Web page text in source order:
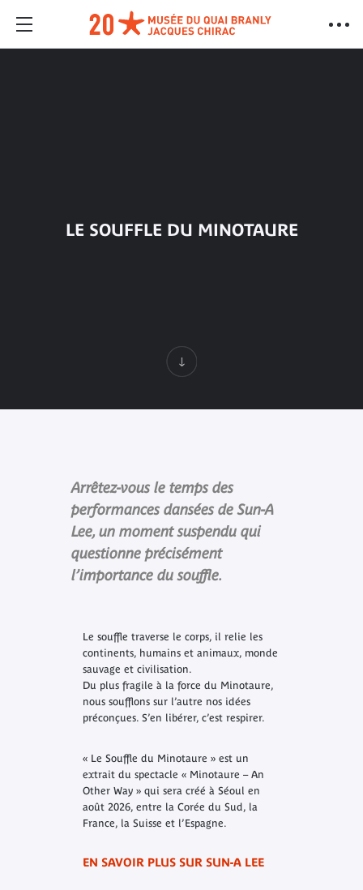
LE SOUFFLE DU MINOTAURE
Arrêtez-vous le temps des
performances dansées de Sun-A
Lee, un moment suspendu qui
questionne précisément
l’importance du souffle.
Le souffle traverse le corps, il relie les
continents, humains et animaux, monde
sauvage et civilisation.
Du plus fragile à la force du Minotaure,
nous soufflons sur l’autre nos idées
préconçues. S’en libérer, c’est respirer.
« Le Souffle du Minotaure » est un
extrait du spectacle « Minotaure – An
Other Way » qui sera créé à Séoul en
août 2026, entre la Corée du Sud, la
France, la Suisse et l’Espagne.
EN SAVOIR PLUS SUR SUN-A LEE